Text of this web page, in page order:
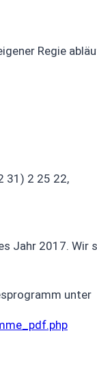
Regie
31) 2 25 22,
Jahr 2017. Wir
unter